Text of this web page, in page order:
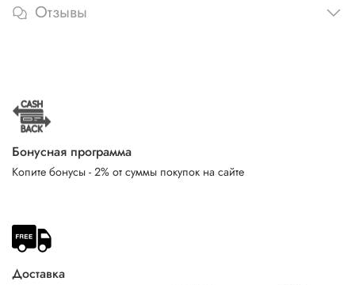
Отзывы
Бонусная программа
Копите бонусы - 2% от суммы покупок на сайте
Доставка